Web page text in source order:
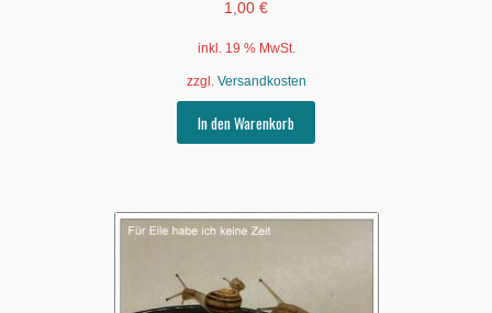
1,00 €
inkl. 19 % MwSt.
zzgl. Versandkosten
In den Warenkorb